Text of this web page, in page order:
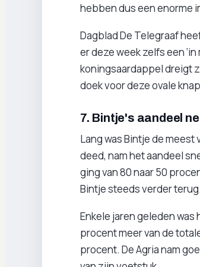
hebben dus een enorme
Dagblad De Telegraaf
er deze week zelfs een
koningsaardappel dreigt
doek voor deze ovale
7. Bintje's aandeel
Lang was Bintje de
deed, nam het aandeel
ging van 80 naar 50
Bintje steeds verder terug.
Enkele jaren geleden was
procent meer van de
procent. De Agria nam